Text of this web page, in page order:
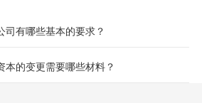
司有哪些基本的要求？
本的变更需要哪些材料？